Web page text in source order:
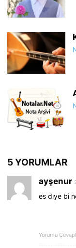
5 YORUMLAR
ayşenur
es diye bi
Yorumu